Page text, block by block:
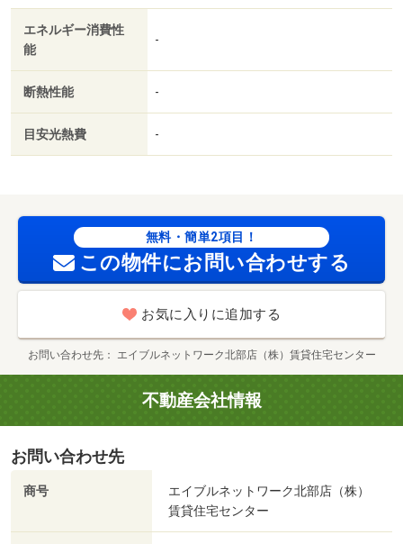
／対面式キッチン／防犯カメラ／ペット相談／照明付／全
居室収納／オートバス／グリル付／全居室洋室／ウォーク
インクロゼット／保証人不要／エアコン２台／ＣＳ／ネッ
ガラス／南面２室／電子ロック／南面リビング／浴室１坪
以上／ペット専用設備／浴室未使用／トイレ未使用／２駅
利用可／敷地内ごみ置き場／東南向き／セキュリティ会社
ＩＴ重説 対応物件／ＬＧＢＴフレンドリー／全室照明付
／スーパーエバグリーン古屋店様（スーパー）まで７４４
ｍ／ローソン和歌山西庄店様（コンビニ）まで９１９ｍ／
ドラッグストアコスモス 古屋店様（ドラッグストア）ま
で１０１２ｍ／Ｓｅｒｉａ（セリア） 木ノ本店様（そ
の他）まで１３９８ｍ／ジュンテンドー 古屋店様（ホー
ムセンター）まで１０４３ｍ／セブンイレブン 和歌山西
庄南店様（コンビニ）まで１０２０ｍ
エネルギー消費性
能
-
断熱性能 -
目安光熱費 -
無料・簡単2項目！
この物件にお問い合わせする
お気に入りに追加する
お問い合わせ先 エイブルネットワーク北部店（株）賃貸住宅センター
不動産会社情報
お問い合わせ先
商号
エイブルネットワーク北部店（株）
賃貸住宅センター